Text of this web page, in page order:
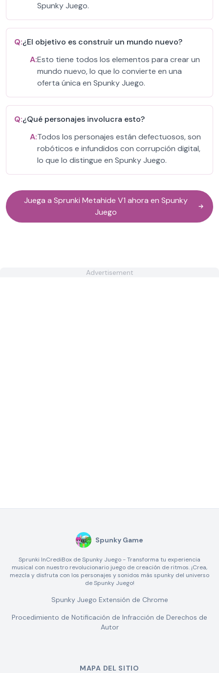
Spunky Juego.
Q:¿El objetivo es construir un mundo nuevo?
A:Esto tiene todos los elementos para crear un
mundo nuevo, lo que lo convierte en una
oferta única en Spunky Juego.
Q:¿Qué personajes involucra esto?
A:Todos los personajes están defectuosos, son
robóticos e infundidos con corrupción digital,
lo que lo distingue en Spunky Juego.
Juega a Sprunki Metahide V1 ahora en Spunky
Juego
Advertisement
Spunky Game
Sprunki InCrediBox de Spunky Juego - Transforma tu experiencia
musical con nuestro revolucionario juego de creación de ritmos. ¡Crea,
mezcla y disfruta con los personajes y sonidos más spunky del universo
de Spunky Juego!
Spunky Juego Extensión de Chrome
Procedimiento de Notificación de Infracción de Derechos de
Autor
MAPA DEL SITIO